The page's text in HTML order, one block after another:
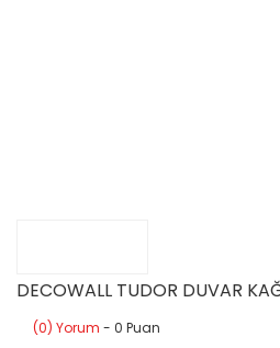
DECOWALL TUDOR DUVAR
(0) Yorum - 0 Puan